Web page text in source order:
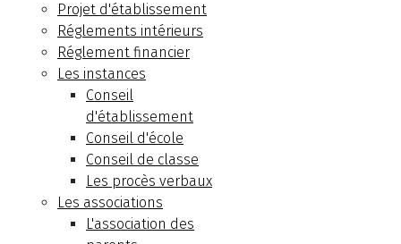
Projet d'établissement
Réglements intérieurs
Réglement financier
Les instances
Conseil
d'établissement
Conseil d'école
Conseil de classe
Les procès verbaux
Les associations
L'association des